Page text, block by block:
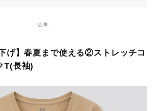
― 広告 ―
げ】春夏まで使える②ストレッチコ
T(長袖)